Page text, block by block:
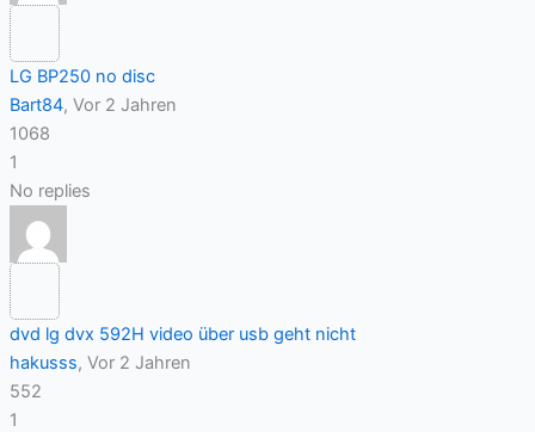
LG BP250 no disc
Bart84, Vor 2 Jahren
1068
1
No replies
dvd lg dvx 592H video über usb geht nicht
hakusss, Vor 2 Jahren
552
1